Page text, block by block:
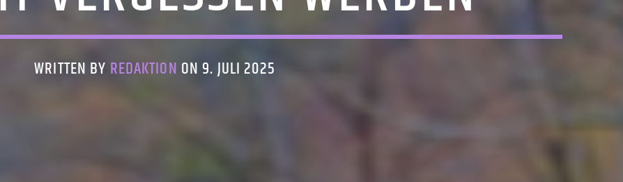
WRITTEN BY REDAKTION ON 9. JULI 2025